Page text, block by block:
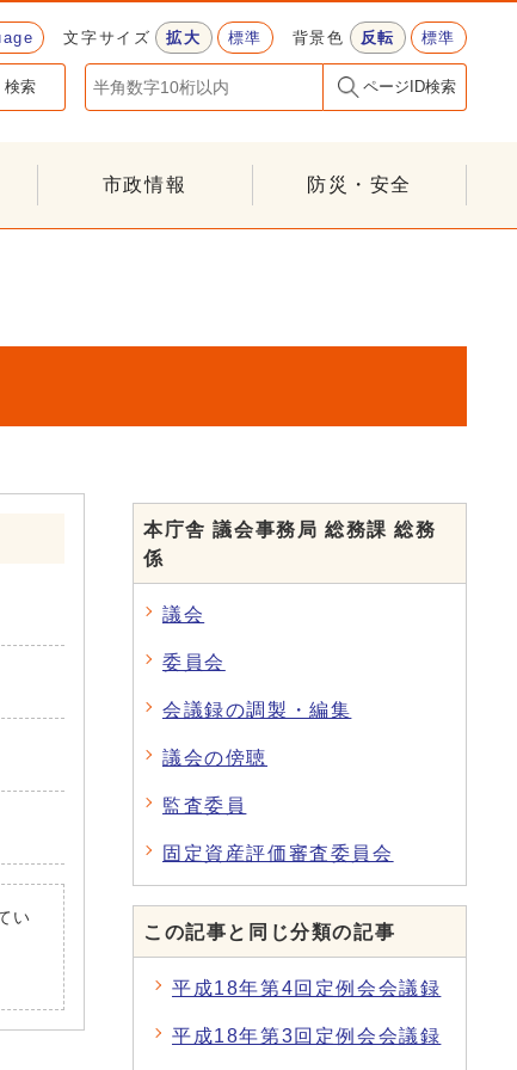
文字サイズ 拡大 標準 背景色 反転 標準
検索 ページID検索
市政情報 防災・安全
い
本庁舎 議会事務局 総務課 総務
係
議会
委員会
会議録の調製・編集
議会の傍聴
監査委員
固定資産評価審査委員会
この記事と同じ分類の記事
平成18年第4回定例会会議録
平成18年第3回定例会会議録